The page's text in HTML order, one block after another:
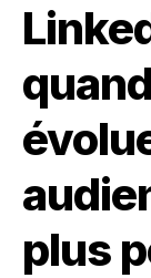
plus